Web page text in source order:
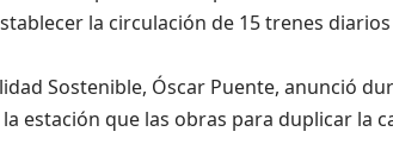
la circulación de 15 trenes
Sostenible, Óscar Puente, anunció
estación que las obras para duplicar la